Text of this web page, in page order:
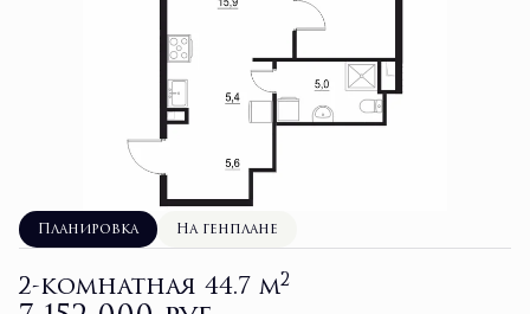
Планировка На генплане
2-комнатная 44.7 м2